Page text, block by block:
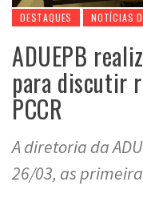
DESTAQUES NOTÍCIAS
ADUEPB
para discutir
PCCR
A diretoria da
26/03, as